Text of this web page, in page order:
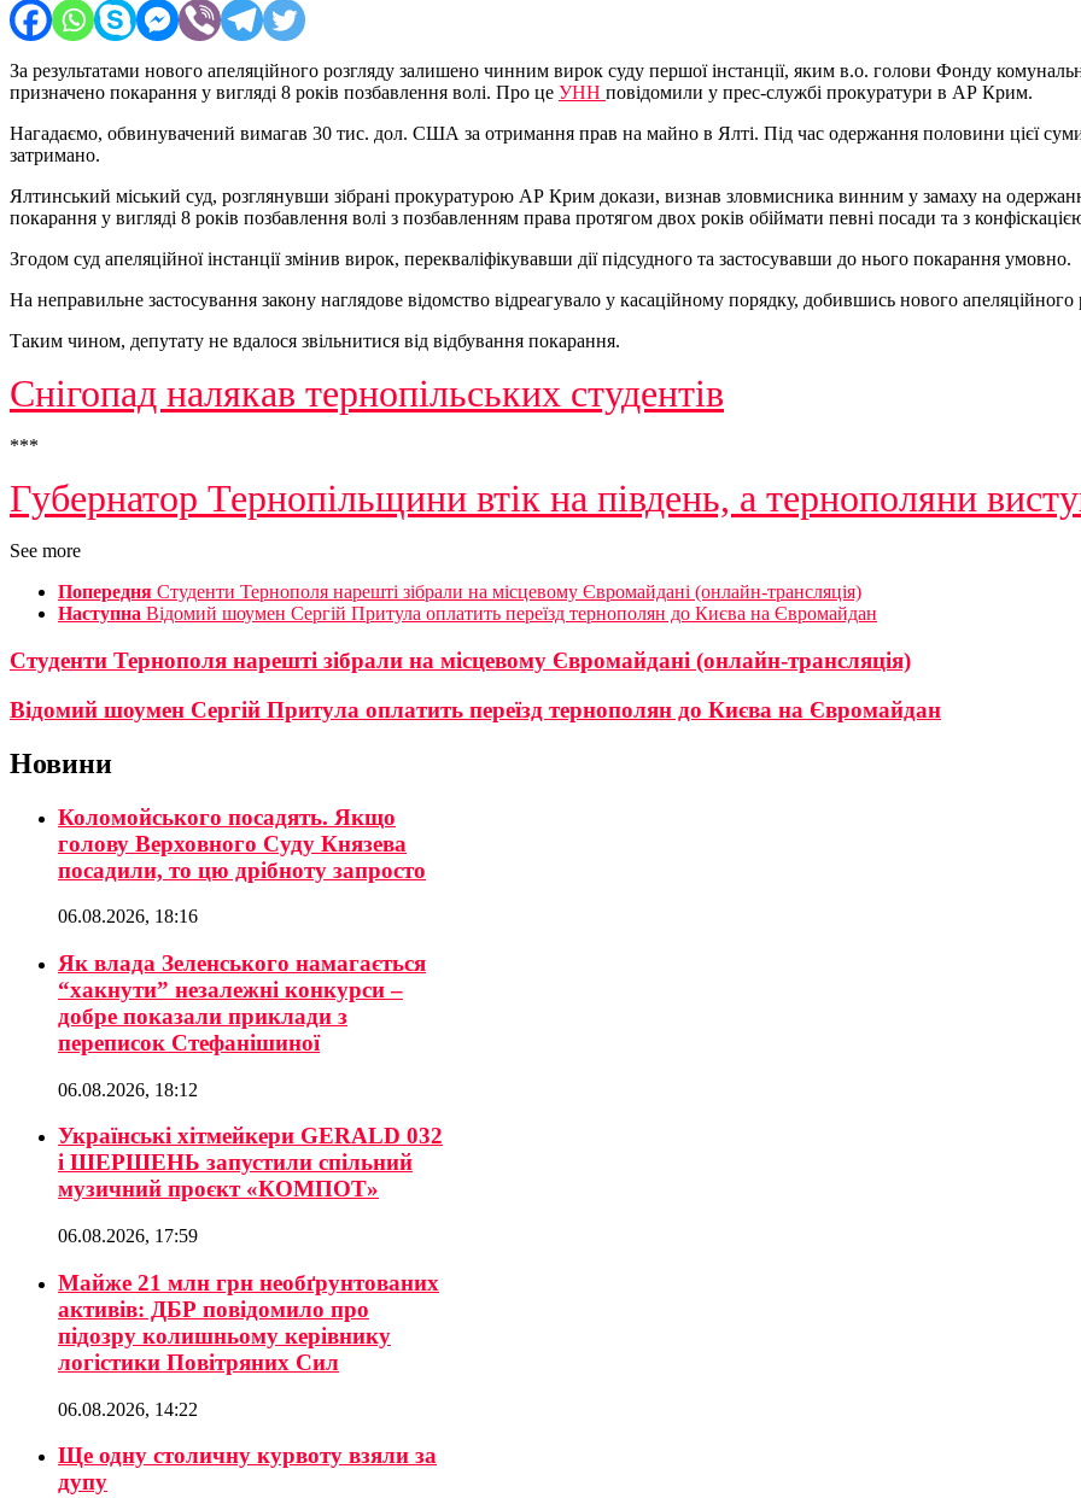
За результатами нового апеляційного розгляду залишено чинним вирок суду першої інстанції, яким в.о. голови Фонду
призначено покарання у вигляді 8 років позбавлення волі. Про це УНН повідомили у прес-службі прокуратури в АР Крим.
Нагадаємо, обвинувачений вимагав 30 тис. дол. США за отримання прав на майно в Ялті. Під час одержання половини цієї суми
затримано.
Ялтинський міський суд, розглянувши зібрані прокуратурою АР Крим докази, визнав зловмисника винним у замаху на
покарання у вигляді 8 років позбавлення волі з позбавленням права протягом двох років обіймати певні посади та з
Згодом суд апеляційної інстанції змінив вирок, перекваліфікувавши дії підсудного та застосувавши до нього покарання умовно.
На неправильне застосування закону наглядове відомство відреагувало у касаційному порядку, добившись нового апеляційного
Таким чином, депутату не вдалося звільнитися від відбування покарання.
Снігопад налякав тернопільських студентів
***
Губернатор Тернопільщини втік на південь, а тернополяни
See more
Попередня Студенти Тернополя нарешті зібрали на місцевому Євромайдані (онлайн-трансляція)
Наступна Відомий шоумен Сергій Притула оплатить переїзд тернополян до Києва на Євромайдан
Студенти Тернополя нарешті зібрали на місцевому Євромайдані (онлайн-трансляція)
Відомий шоумен Сергій Притула оплатить переїзд тернополян до Києва на Євромайдан
Новини
Коломойського посадять. Якщо
голову Верховного Суду Князева
посадили, то цю дрібноту запросто
06.08.2026, 18:16
Як влада Зеленського намагається
“хакнути” незалежні конкурси –
добре показали приклади з
переписок Стефанішиної
06.08.2026, 18:12
Українські хітмейкери GERALD 032
і ШЕРШЕНЬ запустили спільний
музичний проєкт «КОМПОТ»
06.08.2026, 17:59
Майже 21 млн грн необґрунтованих
активів: ДБР повідомило про
підозру колишньому керівнику
логістики Повітряних Сил
06.08.2026, 14:22
Ще одну столичну курвоту взяли за
дупу